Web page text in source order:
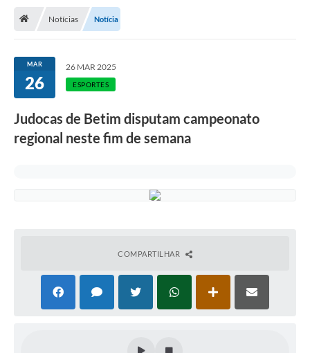
Notícias Notícia
MAR
26
26 MAR 2025
ESPORTES
Judocas de Betim disputam campeonato
regional neste fim de semana
COMPARTILHAR